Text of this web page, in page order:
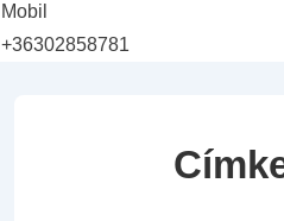
Mobil
+36302858781